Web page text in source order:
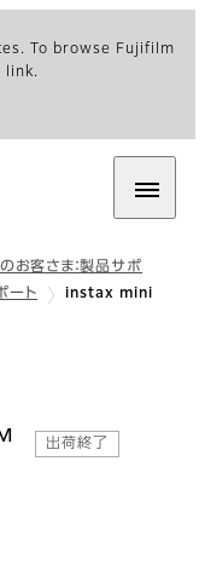
To browse Fujifilm
link.
お客さま：製品サポ
ト
instax mini
: 仕様
出荷終了